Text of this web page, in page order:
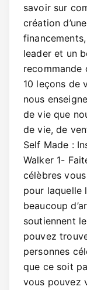
savoir sur
création
leader et un
recommande
10 leçons de
nous
de vie que
de vie, de
Self Made :
Walker 1-
célèbres
pour laquelle
beaucoup
soutiennent
pouvez
personnes
que ce soit
vous pouvez